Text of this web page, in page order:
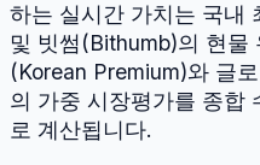
하는 실시간 가치는 국내
및 빗썸(Bithumb)의 현물
(Korean Premium)와 글
의 가중 시장평가를 종합
로 계산됩니다.